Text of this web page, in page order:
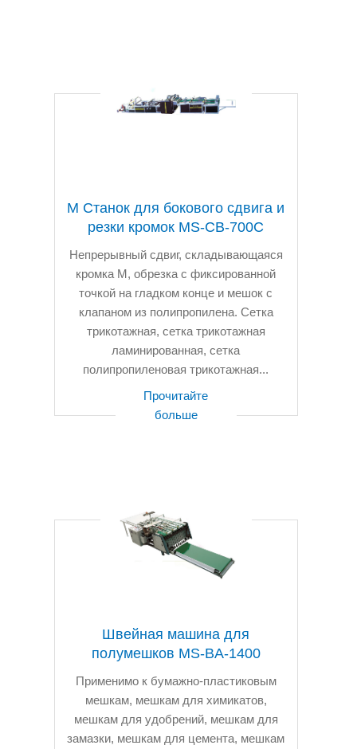
M Станок для бокового сдвига и
резки кромок MS-CB-700C
Непрерывный сдвиг, складывающаяся
кромка M, обрезка с фиксированной
точкой на гладком конце и мешок с
клапаном из полипропилена. Сетка
трикотажная, сетка трикотажная
ламинированная, сетка
полипропиленовая трикотажная...
Прочитайте
больше
Швейная машина для
полумешков MS-BA-1400
Применимо к бумажно-пластиковым
мешкам, мешкам для химикатов,
мешкам для удобрений, мешкам для
замазки, мешкам для цемента, мешкам